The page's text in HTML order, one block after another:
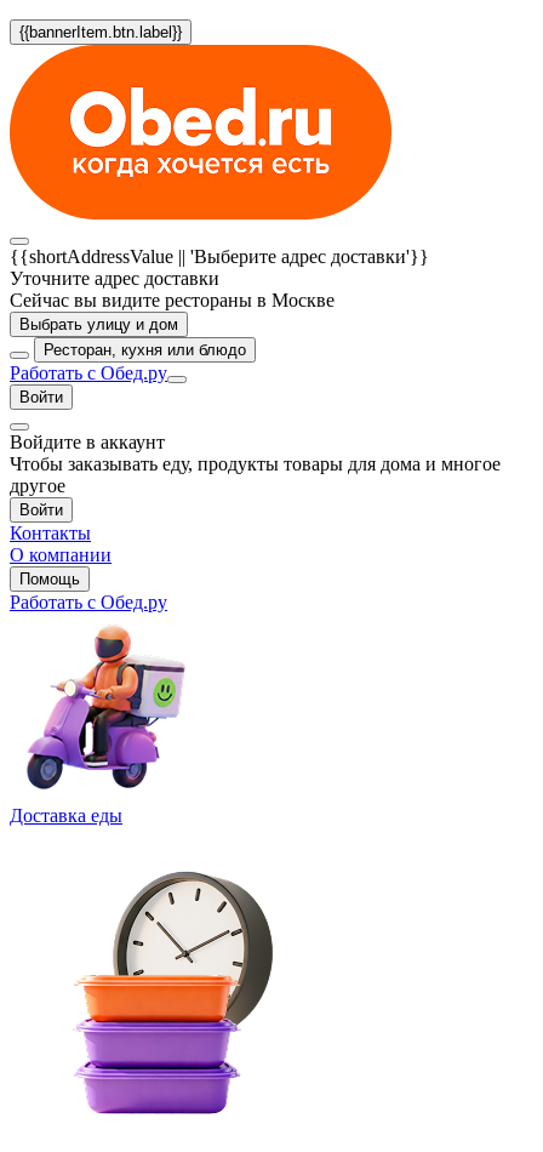
{{bannerItem.btn.label}}
{{shortAddressValue || 'Выберите адрес доставки'}}
Уточните адрес доставки
Сейчас вы видите рестораны в Москве
Выбрать улицу и дом
Ресторан, кухня или блюдо
Работать с Обед.ру
Войти
Войдите в аккаунт
Чтобы заказывать еду, продукты товары для дома и многое
другое
Войти
Контакты
О компании
Помощь
Работать с Обед.ру
Доставка еды